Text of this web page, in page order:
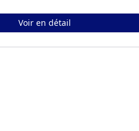
Voir en détail